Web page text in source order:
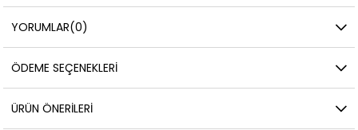
YORUMLAR(0)
ÖDEME SEÇENEKLERI
ÜRÜN ÖNERILERI